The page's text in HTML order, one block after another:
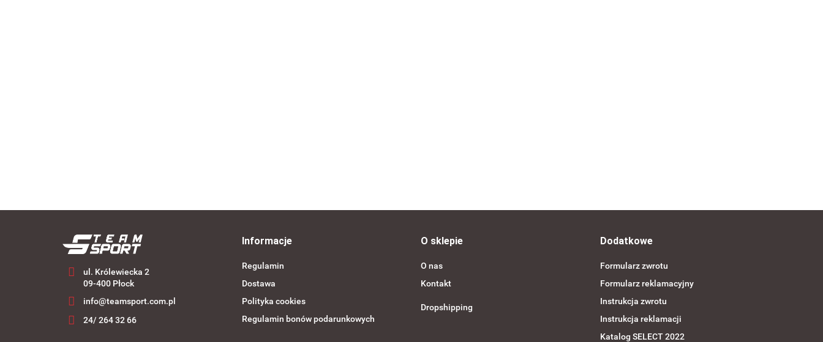
ul. Królewiecka 2
09-400 Płock
info@teamsport.com.pl
24/ 264 32 66
Informacje
Regulamin
Dostawa
Polityka cookies
Regulamin bonów podarunkowych
O sklepie
O nas
Kontakt
Dropshipping
Dodatkowe
Formularz zwrotu
Formularz reklamacyjny
Instrukcja zwrotu
Instrukcja reklamacji
Katalog SELECT 2022